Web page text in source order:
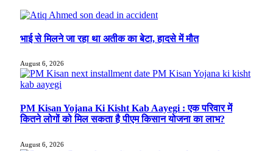
भाई से मिलने जा रहा था अतीक का बेटा, हादसे में मौत
August 6, 2026
PM Kisan Yojana Ki Kisht Kab Aayegi : एक परिवार में
कितने लोगों को मिल सकता है पीएम किसान योजना का लाभ?
August 6, 2026